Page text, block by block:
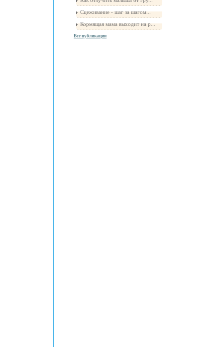
Сцеживание - шаг за шагом...
Кормящая мама выходит на р...
Все публикации